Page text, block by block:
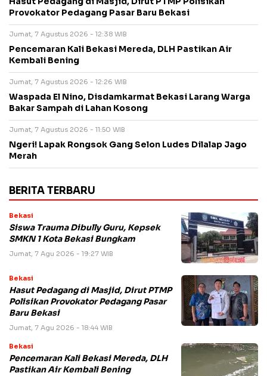
Provokator Pedagang Pasar Baru Bekasi
Jumat, 7 Agustus 2026 - 12:38 WIB
Pencemaran Kali Bekasi Mereda, DLH Pastikan Air
Kembali Bening
Jumat, 7 Agustus 2026 - 12:26 WIB
Waspada El Nino, Disdamkarmat Bekasi Larang Warga
Bakar Sampah di Lahan Kosong
Jumat, 7 Agustus 2026 - 11:50 WIB
Ngeri! Lapak Rongsok Gang Selon Ludes Dilalap Jago
Merah
BERITA TERBARU
Bekasi
Siswa Trauma Dibully Guru, Kepsek
SMKN 1 Kota Bekasi Bungkam
Jumat, 7 Agu 2026 - 19:27 WIB
Bekasi
Hasut Pedagang di Masjid, Dirut PTMP
Polisikan Provokator Pedagang Pasar
Baru Bekasi
Jumat, 7 Agu 2026 - 18:44 WIB
Bekasi
Pencemaran Kali Bekasi Mereda, DLH
Pastikan Air Kembali Bening